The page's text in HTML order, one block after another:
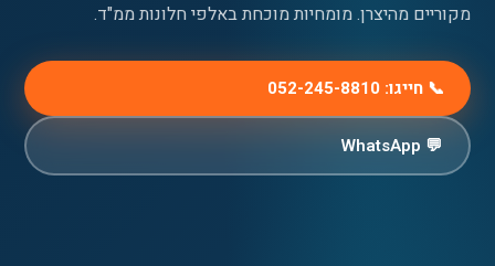
מקוריים מהיצרן. מומחיות מוכחת באלפי חלונות ממ"ד.
📞 חייגו: 052-245-8810
💬 WhatsApp